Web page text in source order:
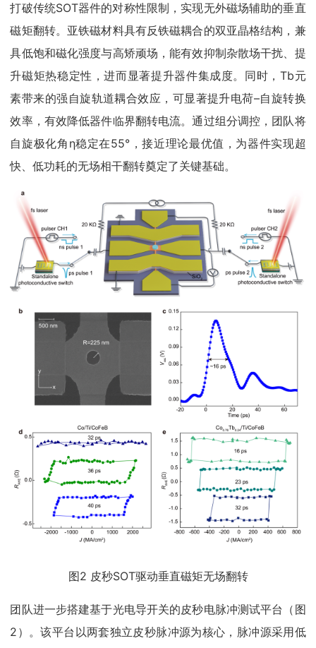
打破传统SOT器件的对称性限制，实现无外磁场辅助的垂直
磁矩翻转。亚铁磁材料具有反铁磁耦合的双亚晶格结构，兼
具低饱和磁化强度与高矫顽场，能有效抑制杂散场干扰、提
升磁矩热稳定性，进而显著提升器件集成度。同时，Tb元
素带来的强自旋轨道耦合效应，可显著提升电荷–自旋转换
效率，有效降低器件临界翻转电流。通过组分调控，团队将
自旋极化角η稳定在55°，接近理论最优值，为器件实现超
快、低功耗的无场相干翻转奠定了关键基础。
图2 皮秒SOT驱动垂直磁矩无场翻转
团队进一步搭建基于光电导开关的皮秒电脉冲测试平台（图
2）。该平台以两套独立皮秒脉冲源为核心，脉冲源采用低